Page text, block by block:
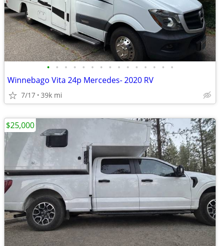
• • • • • • • • • • • • • • •
Winnebago Vita 24p Mercedes- 2020 RV
7/17 39k mi
$25,000